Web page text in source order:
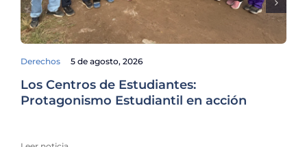
Derechos 5 de agosto, 2026
Los Centros de Estudiantes:
Protagonismo Estudiantil en acción